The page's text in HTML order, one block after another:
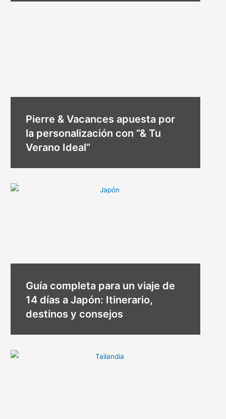
Pierre & Vacances apuesta por
la personalización con “& Tu
Verano Ideal”
Guía completa para un viaje de
14 días a Japón: Itinerario,
destinos y consejos